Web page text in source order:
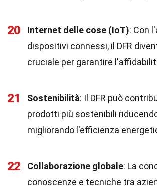
20 Internet delle cose (IoT): Con
dispositivi connessi, il DFR
cruciale per garantire
21 Sostenibilità: Il DFR può
prodotti più sostenibili
migliorando l'efficienza
22 Collaborazione globale: La
conoscenze e tecniche tra